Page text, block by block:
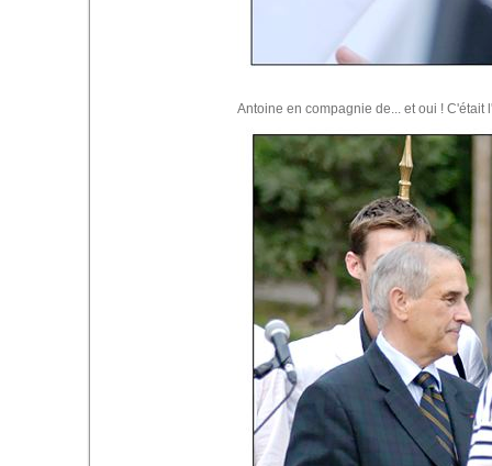
Antoine en compagnie de... et oui !